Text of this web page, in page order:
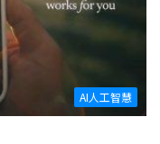
AI人工智慧